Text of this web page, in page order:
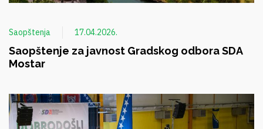
Saopštenja 17.04.2026.
Saopštenje za javnost Gradskog odbora SDA
Mostar